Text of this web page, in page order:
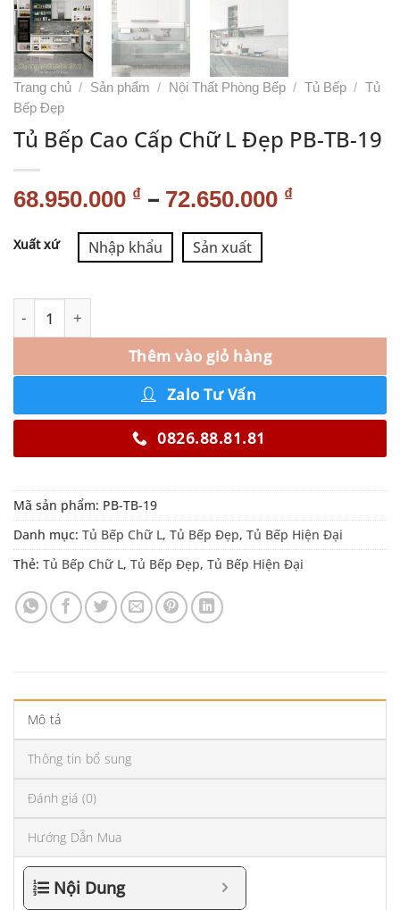
Trang chủ / Sản phẩm / Nội Thất Phòng Bếp / Tủ Bếp / Tủ
Bếp Đẹp
Tủ Bếp Cao Cấp Chữ L Đẹp PB-TB-19
68.950.000 ₫ – 72.650.000 ₫
Xuất xứ Nhập khẩu Sản xuất
Thêm vào giỏ hàng
Alternative:
Zalo Tư Vấn
0826.88.81.81
Mã sản phẩm: PB-TB-19
Danh mục: Tủ Bếp Chữ L, Tủ Bếp Đẹp, Tủ Bếp Hiện Đại
Thẻ: Tủ Bếp Chữ L, Tủ Bếp Đẹp, Tủ Bếp Hiện Đại
Mô tả
Thông tin bổ sung
Đánh giá (0)
Hướng Dẫn Mua
Nội Dung